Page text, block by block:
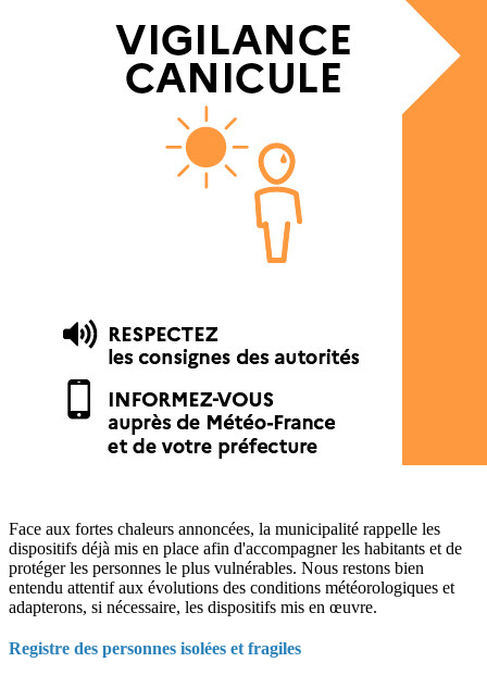
Face aux fortes chaleurs annoncées, la municipalité rappelle les
dispositifs déjà mis en place afin d'accompagner les habitants et de
protéger les personnes le plus vulnérables. Nous restons bien
entendu attentif aux évolutions des conditions météorologiques et
adapterons, si nécessaire, les dispositifs mis en œuvre.
Registre des personnes isolées et fragiles